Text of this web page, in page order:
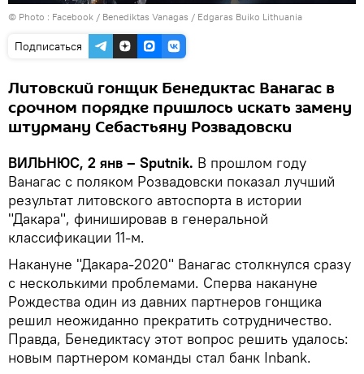
© Photo : Facebook / Benediktas Vanagas / Edgaras Buiko Lithuania
Подписаться
Литовский гонщик Бенедиктас Ванагас в
срочном порядке пришлось искать замену
штурману Себастьяну Розвадовски
ВИЛЬНЮС, 2 янв – Sputnik. В прошлом году
Ванагас с поляком Розвадовски показал лучший
результат литовского автоспорта в истории
"Дакара", финишировав в генеральной
классификации 11-м.
Накануне "Дакара-2020" Ванагас столкнулся сразу
с несколькими проблемами. Сперва накануне
Рождества один из давних партнеров гонщика
решил неожиданно прекратить сотрудничество.
Правда, Бенедиктасу этот вопрос решить удалось:
новым партнером команды стал банк Inbank.